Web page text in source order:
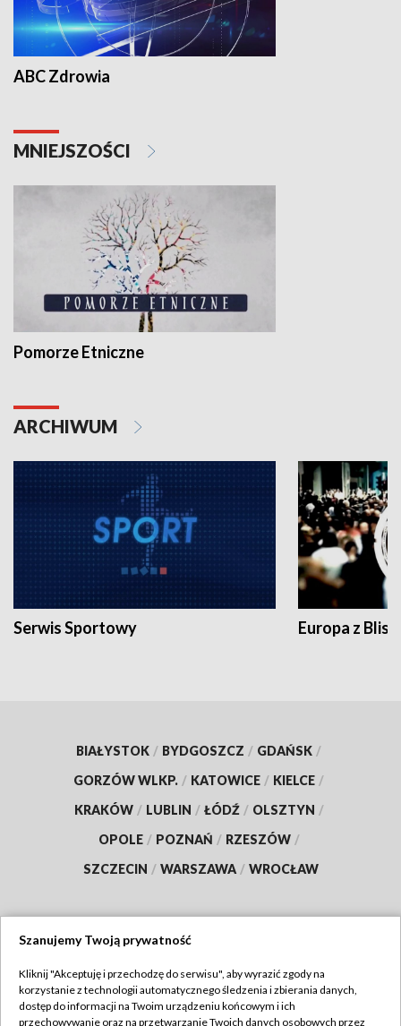
ABC Zdrowia
MNIEJSZOŚCI
Pomorze Etniczne
ARCHIWUM
Serwis Sportowy Europa z
BIAŁYSTOK / BYDGOSZCZ / GDAŃSK /
GORZÓW WLKP. / KATOWICE / KIELCE /
KRAKÓW / LUBLIN / ŁÓDŹ / OLSZTYN /
OPOLE / POZNAŃ / RZESZÓW /
SZCZECIN / WARSZAWA / WROCŁAW
TVP
Abonament TVP
Szanujemy Twoją prywatność
Kliknij "Akceptuję i przechodzę do serwisu", aby wyrazić zgody na
korzystanie z technologii automatycznego śledzenia i zbierania danych,
dostęp do informacji na Twoim urządzeniu końcowym i ich
przechowywanie oraz na przetwarzanie Twoich danych osobowych przez